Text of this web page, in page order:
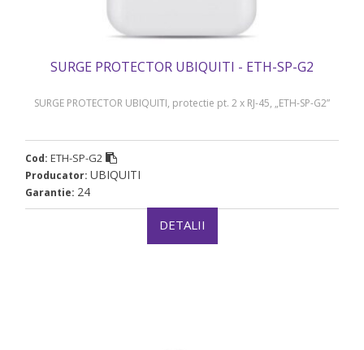
SURGE PROTECTOR UBIQUITI - ETH-SP-G2
SURGE PROTECTOR UBIQUITI, protectie pt. 2 x RJ-45, „ETH-SP-G2”
Cod: ETH-SP-G2
Producator: UBIQUITI
Garantie: 24
DETALII